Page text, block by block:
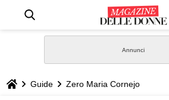
Guide Zero Maria Cornejo